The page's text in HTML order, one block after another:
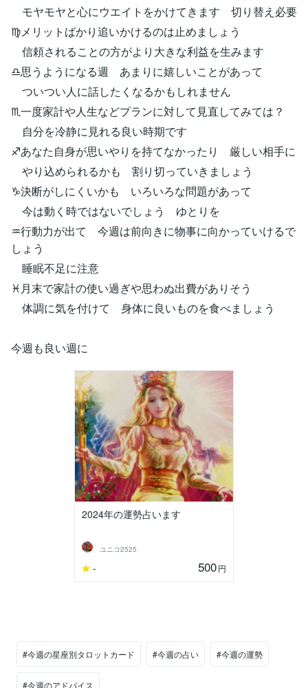
モヤモヤと心にウエイトをかけてきます 切り替え必要
♍メリットばかり追いかけるのは止めましょう
信頼されることの方がより大きな利益を生みます
♎思うようになる週 あまりに嬉しいことがあって
ついつい人に話したくなるかもしれません
♏一度家計や人生などプランに対して見直してみては？
自分を冷静に見れる良い時期です
♐あなた自身が思いやりを持てなかったり 厳しい相手に
やり込められるかも 割り切っていきましょう
♑決断がしにくいかも いろいろな問題があって
今は動く時ではないでしょう ゆとりを
♒行動力が出て 今週は前向きに物事に向かっていけるで
しょう
睡眠不足に注意
♓月末で家計の使い過ぎや思わぬ出費がありそう
体調に気を付けて 身体に良いものを食べましょう
今週も良い週に
2024年の運勢占います
ユニコ2525
- 500円
#今週の星座別タロットカード #今週の占い #今週の運勢
#今週のアドバイス